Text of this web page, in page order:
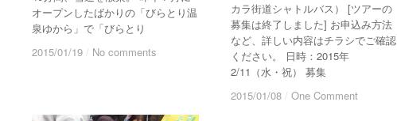
オープンしたばかりの「びらとり温
泉ゆから」で「びらとり
2015/01/19 / No comments
2015/01/19 / No comments
カラ街道シャトルバス） [ツアーの
募集は終了しました] お申込み方法
など、詳しい内容はチラシでご確認
ください。 日時：2015年
2/11（水・祝） 募集
2015/01/08 / One Comment
2015/01/08 / One Comment